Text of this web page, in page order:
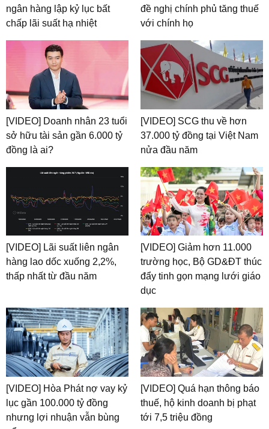
ngân hàng lập kỷ lục bất
chấp lãi suất hạ nhiệt
đề nghị chính phủ tăng thuế
với chính họ
[VIDEO] Doanh nhân 23 tuổi
sở hữu tài sản gần 6.000 tỷ
đồng là ai?
[VIDEO] SCG thu về hơn
37.000 tỷ đồng tại Việt Nam
nửa đầu năm
[VIDEO] Lãi suất liên ngân
hàng lao dốc xuống 2,2%,
thấp nhất từ đầu năm
[VIDEO] Giảm hơn 11.000
trường học, Bộ GD&ĐT thúc
đẩy tinh gọn mạng lưới giáo
dục
[VIDEO] Hòa Phát nợ vay kỷ
lục gần 100.000 tỷ đồng
nhưng lợi nhuận vẫn bùng
[VIDEO] Quá hạn thông báo
thuế, hộ kinh doanh bị phạt
tới 7,5 triệu đồng